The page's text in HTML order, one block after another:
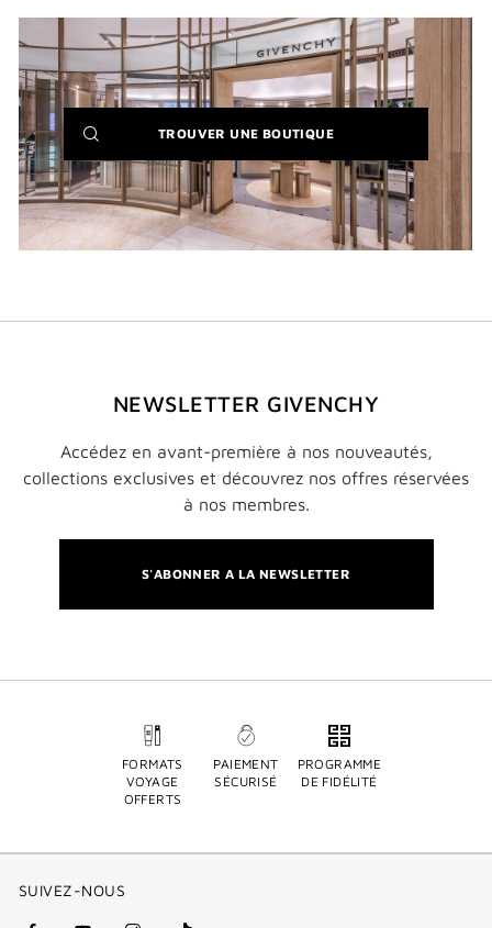
TROUVER UNE BOUTIQUE(NEW
WINDOW)
NEWSLETTER GIVENCHY
Accédez en avant-première à nos nouveautés,
collections exclusives et découvrez nos offres réservées
à nos membres.
S'ABONNER A LA NEWSLETTER
FORMATS
VOYAGE
OFFERTS
PAIEMENT
SÉCURISÉ
PROGRAMME
DE FIDÉLITÉ
SUIVEZ-NOUS